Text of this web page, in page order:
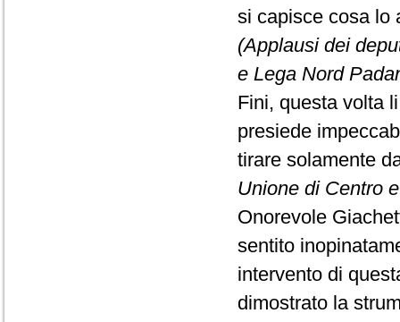
si capisce cosa lo
(Applausi dei
e Lega Nord
Fini, questa volta
presiede
tirare solamente
Unione di Centro
Onorevole
sentito
intervento di
dimostrato la